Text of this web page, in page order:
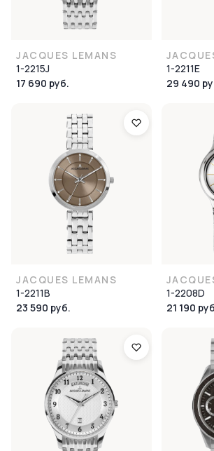
JACQUES LEMANS
1-2215J
17 690 руб.
1-2211E
29 490
JACQUES LEMANS
1-2211B
23 590 руб.
1-2208D
21 190